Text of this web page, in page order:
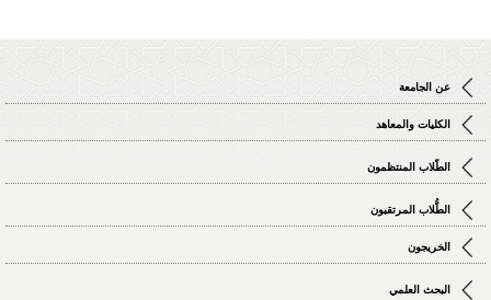
عن الجامعة
الكليات والمعاهد
الطّلاب المنتظمون
الطُّلاب المرتقبون
الخريجون
البحث العلمي